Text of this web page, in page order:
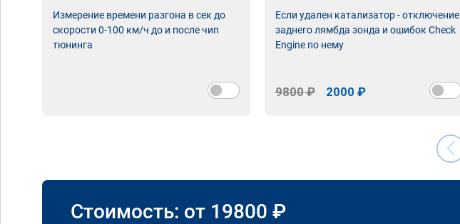
Измерение времени разгона в сек до
скорости 0-100 км/ч до и после чип
тюнинга
Если удален катализатор - отключение
заднего лямбда зонда и ошибок Check
Engine по нему
9800 ₽ 2000 ₽
Стоимость: от 19800 ₽